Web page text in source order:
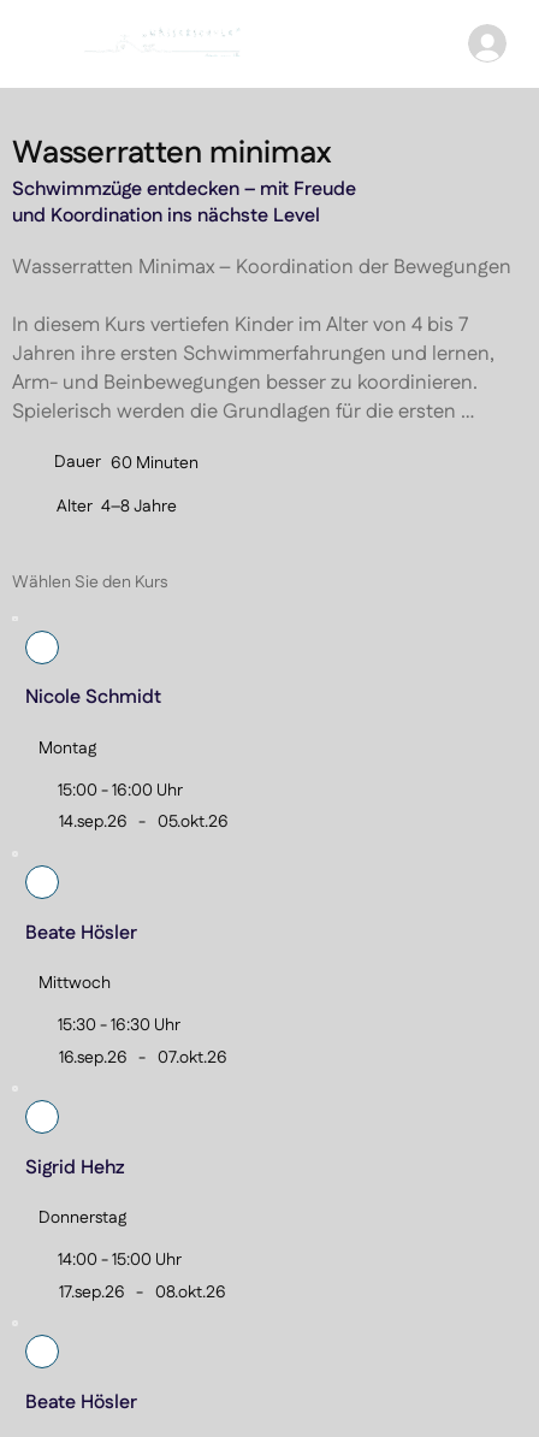
Wasserratten minimax
Schwimmzüge entdecken – mit Freude
und Koordination ins nächste Level
Wasserratten Minimax – Koordination der Bewegungen
In diesem Kurs vertiefen Kinder im Alter von 4 bis 7
Jahren ihre ersten Schwimmerfahrungen und lernen,
Arm- und Beinbewegungen besser zu koordinieren.
Spielerisch werden die Grundlagen für die ersten
Übergang zu den Wasserratten Maxis zu meistern.
Selbstvertrauen im Wasser. So werden die kleinen
Stufe gemacht.
Ziele:
- Erste Schwimmzüge erlernen
- Gleiten, Tauchen und Atmung vertiefen
- Spielerisch Sicherheit und Vertrauen im Wasser
Dauer 60 Minuten
Alter 4–8 Jahre
Wählen Sie den Kurs
Nicole Schmidt
Montag
15:00 - 16:00 Uhr
14.sep.26 - 05.okt.26
Beate Hösler
Mittwoch
15:30 - 16:30 Uhr
16.sep.26 - 07.okt.26
Sigrid Hehz
Donnerstag
14:00 - 15:00 Uhr
17.sep.26 - 08.okt.26
Beate Hösler